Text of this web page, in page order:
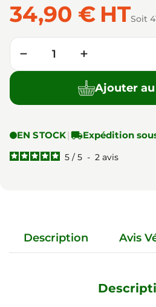
34,90 € HTSoit
Quantité
− +
Ajouter
EN STOCK |Expédition
5 / 5 - 2 avis
Description Avis